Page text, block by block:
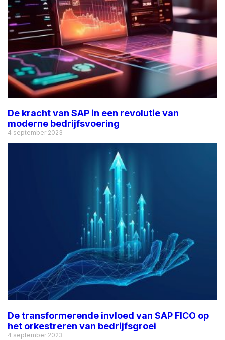
De kracht van SAP in een revolutie van
moderne bedrijfsvoering
4 september 2023
De transformerende invloed van SAP FICO op
het orkestreren van bedrijfsgroei
4 september 2023